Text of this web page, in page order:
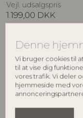
Denne
Vi bruger cookies til
til at vise dig
vores trafik. Vi deler
hjemmeside med
Vejl. udsalgspris
1.199,00 DKK